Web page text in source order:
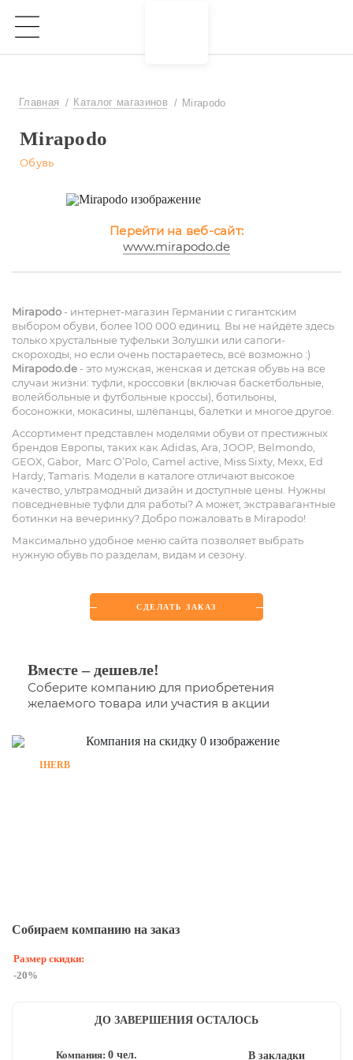
Главная Каталог магазинов Mirapodo
Mirapodo
Обувь
Перейти на веб-сайт:
www.mirapodo.de
Mirapodo - интернет-магазин Германии с гигантским
выбором обуви, более 100 000 единиц. Вы не найдёте здесь
только хрустальные туфельки Золушки или сапоги-
скороходы, но если очень постараетесь, всё возможно :)
Mirapodo.de - это мужская, женская и детская обувь на все
случаи жизни: туфли, кроссовки (включая баскетбольные,
волейбольные и футбольные кроссы), ботильоны,
босоножки, мокасины, шлёпанцы, балетки и многое другое.
Ассортимент представлен моделями обуви от престижных
брендов Европы, таких как Adidas, Ara, JOOP, Belmondo,
GEOX, Gabor, Marc O’Polo, Camel active, Miss Sixty, Mexx, Ed
Hardy, Tamaris. Модели в каталоге отличают высокое
качество, ультрамодный дизайн и доступные цены. Нужны
повседневные туфли для работы? А может, экстравагантные
ботинки на вечеринку? Добро пожаловать в Mirapodo!
Максимально удобное меню сайта позволяет выбрать
нужную обувь по разделам, видам и сезону.
СДЕЛАТЬ ЗАКАЗ
Вместе – дешевле!
Соберите компанию для приобретения
желаемого товара или участия в акции
IHERB
Собираем компанию на заказ
Размер скидки:
-20%
ДО ЗАВЕРШЕНИЯ ОСТАЛОСЬ
Компания:0 чел. В закладки